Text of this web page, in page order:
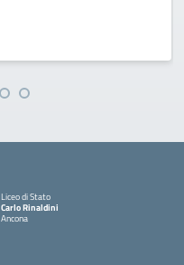
Liceo di Stato
Carlo Rinaldini
Ancona